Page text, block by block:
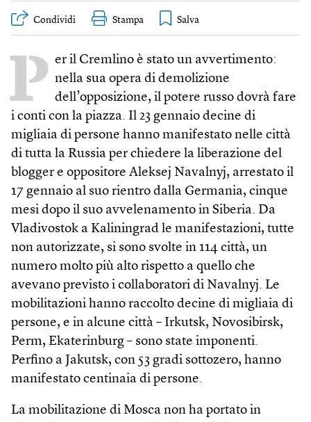
Condividi Stampa
P er il Cremlino è stato un avvertimento:
nella sua opera di demolizione
dell’opposizione, il potere russo dovrà fare
i conti con la piazza. Il 23 gennaio decine di
migliaia di persone hanno manifestato nelle città
di tutta la Russia per chiedere la liberazione del
blogger e oppositore Aleksej Navalnyj, arrestato il
17 gennaio al suo rientro dalla Germania, cinque
mesi dopo il suo avvelenamento in Siberia. Da
Vladivostok a Kaliningrad le manifestazioni, tutte
non autorizzate, si sono svolte in 114 città, un
numero molto più alto rispetto a quello che
avevano previsto i collaboratori di Navalnyj. Le
mobilitazioni hanno raccolto decine di migliaia di
persone, e in alcune città – Irkutsk, Novosibirsk,
Perm, Ekaterinburg – sono state imponenti.
Perfino a Jakutsk, con 53 gradi sottozero, hanno
manifestato centinaia di persone.
La mobilitazione di Mosca non ha portato in